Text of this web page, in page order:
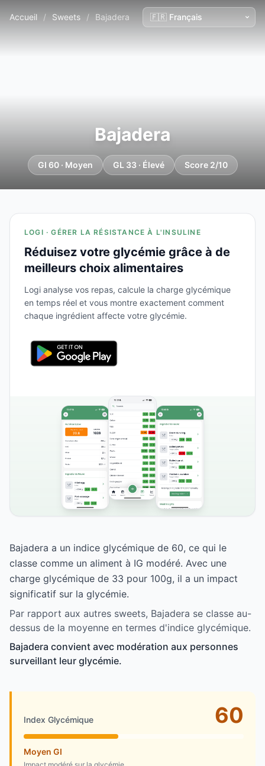
Accueil / Sweets / Bajadera
Bajadera
GI 60 · Moyen GL 33 · Élevé Score 2/10
LOGI · GÉRER LA RÉSISTANCE À L'INSULINE
Réduisez votre glycémie grâce à de
meilleurs choix alimentaires
Logi analyse vos repas, calcule la charge glycémique
en temps réel et vous montre exactement comment
chaque ingrédient affecte votre glycémie.
Bajadera a un indice glycémique de 60, ce qui le
classe comme un aliment à IG modéré. Avec une
charge glycémique de 33 pour 100g, il a un impact
significatif sur la glycémie.
Par rapport aux autres sweets, Bajadera se classe au-
dessus de la moyenne en termes d'indice glycémique.
Bajadera convient avec modération aux personnes
surveillant leur glycémie.
Index Glycémique 60
Moyen GI